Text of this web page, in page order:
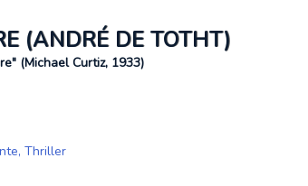
(ANDRÉ DE TOTHT)
(Michael Curtiz, 1933)
, Thriller